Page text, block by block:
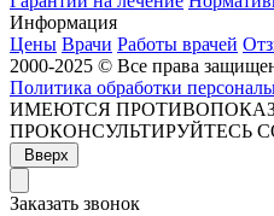
Информация
Цены Врачи Работы врачей
2000-2025 © Все права
Политика обработки
ИМЕЮТСЯ
ПРОКОНСУЛЬТИРУЙТЕСЬ
Вверх
Заказать звонок